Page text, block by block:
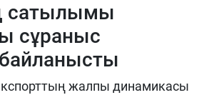
сатылымы
сұраныс
жалпы динамикасы